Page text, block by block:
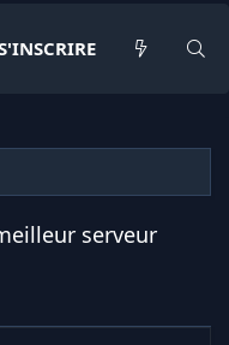
serveur